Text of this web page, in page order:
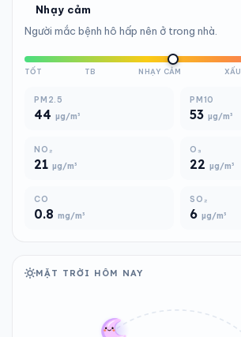
Nhạy cảm
Người mắc bệnh hô hấp nên ở trong nhà.
TỐT TB NHẠY CẢM XẤU
PM2.5
44 µg/m³
PM10
53 µg/m³
NO₂
21 µg/m³
O₃
22 µg/m³
CO
0.8 mg/m³
SO₂
6 µg/m³
MẶT TRỜI HÔM NAY